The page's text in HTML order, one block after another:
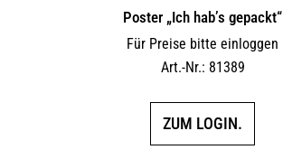
Poster „Ich hab’s gepackt“
Für Preise bitte einloggen
Art.-Nr.: 81389
ZUM LOGIN.